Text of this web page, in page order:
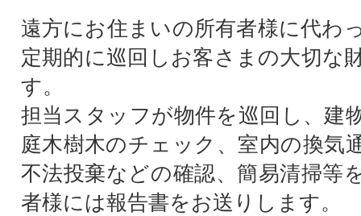
遠方にお住まいの所有者様に代わ
定期的に巡回しお客さまの大切な
す。
担当スタッフが物件を巡回し、建
庭木樹木のチェック、室内の換気
不法投棄などの確認、簡易清掃等
者様には報告書をお送りします。